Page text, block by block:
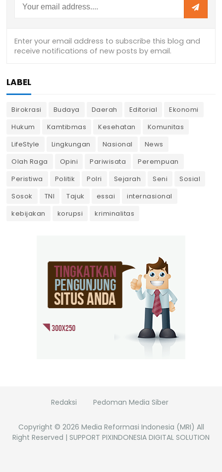
LABEL
Birokrasi Budaya Daerah Editorial
Ekonomi
Hukum
Kamtibmas Kesehatan
Komunitas
LifeStyle
Lingkungan Nasional
News
Olah Raga
Opini Pariwisata
Perempuan
Peristiwa
Politik Polri Sejarah Seni
Sosial
Sosok
TNI Tajuk essai
internasional
kebijakan
korupsi kriminalitas
Redaksi Pedoman Media Siber
Copyright © 2026 Media Reformasi Indonesia (MRI) All
Right Reserved | SUPPORT PIXINDONESIA DIGITAL SOLUTION